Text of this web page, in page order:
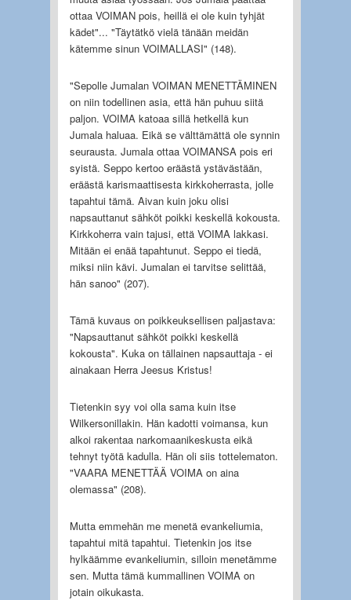
ottaa VOIMAN pois, heillä ei ole kuin tyhjät
kädet"... "Täytätkö vielä tänään meidän
kätemme sinun VOIMALLASI" (148).
"Sepolle Jumalan VOIMAN MENETTÄMINEN
on niin todellinen asia, että hän puhuu siitä
paljon. VOIMA katoaa sillä hetkellä kun
Jumala haluaa. Eikä se välttämättä ole synnin
seurausta. Jumala ottaa VOIMANSA pois eri
syistä. Seppo kertoo eräästä ystävästään,
eräästä karismaattisesta kirkkoherrasta, jolle
tapahtui tämä. Aivan kuin joku olisi
napsauttanut sähköt poikki keskellä kokousta.
Kirkkoherra vain tajusi, että VOIMA lakkasi.
Mitään ei enää tapahtunut. Seppo ei tiedä,
miksi niin kävi. Jumalan ei tarvitse selittää,
hän sanoo" (207).
Tämä kuvaus on poikkeuksellisen paljastava:
"Napsauttanut sähköt poikki keskellä
kokousta". Kuka on tällainen napsauttaja - ei
ainakaan Herra Jeesus Kristus!
Tietenkin syy voi olla sama kuin itse
Wilkersonillakin. Hän kadotti voimansa, kun
alkoi rakentaa narkomaanikeskusta eikä
tehnyt työtä kadulla. Hän oli siis tottelematon.
"VAARA MENETTÄÄ VOIMA on aina
olemassa" (208).
Mutta emmehän me menetä evankeliumia,
tapahtui mitä tapahtui. Tietenkin jos itse
hylkäämme evankeliumin, silloin menetämme
sen. Mutta tämä kummallinen VOIMA on
jotain oikukasta.